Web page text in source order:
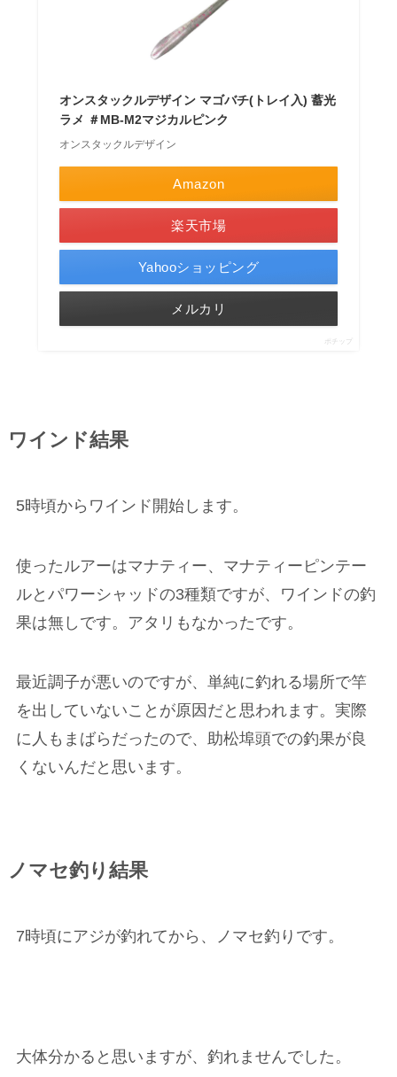
オンスタックルデザイン マゴバチ(トレイ入) 蓄光
ラメ ＃MB-M2マジカルピンク
オンスタックルデザイン
Amazon
楽天市場
Yahooショッピング
メルカリ
ポチップ
ワインド結果
5時頃からワインド開始します。
使ったルアーはマナティー、マナティーピンテー
ルとパワーシャッドの3種類ですが、ワインドの釣
果は無しです。アタリもなかったです。
最近調子が悪いのですが、単純に釣れる場所で竿
を出していないことが原因だと思われます。実際
に人もまばらだったので、助松埠頭での釣果が良
くないんだと思います。
ノマセ釣り結果
7時頃にアジが釣れてから、ノマセ釣りです。
大体分かると思いますが、釣れませんでした。